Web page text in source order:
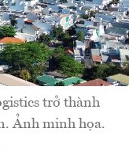
trở thành
Ảnh minh họa.